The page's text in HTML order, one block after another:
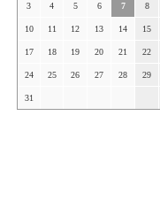
3 4 5 6 7 8
10 11 12 13 14 15
17 18 19 20 21 22
24 25 26 27 28 29
31